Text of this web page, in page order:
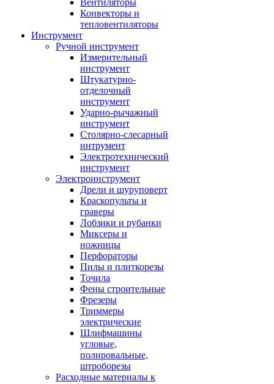
Вентиляторы
Конвекторы и
тепловентиляторы
Инструмент
Ручной инструмент
Измерительный
инструмент
Штукатурно-
отделочный
инструмент
Ударно-рычажный
инструмент
Столярно-слесарный
интрумент
Электротехнический
инструмент
Электроинструмент
Дрели и шуруповерт
Краскопульты и
граверы
Лобзики и рубанки
Миксеры и
ножницы
Перфораторы
Пилы и плиткорезы
Точила
Фены строительные
Фрезеры
Триммеры
электрические
Шлифмашины
угловые,
полировальные,
штроборезы
Расходные материалы к